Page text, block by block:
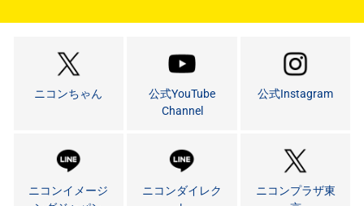
ニコンちゃん
公式YouTube
Channel
公式Instagram
ニコンイメージ
ニコンダイレク
ニコンプラザ東